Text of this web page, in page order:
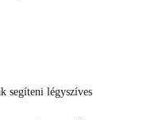
segíteni légyszíves